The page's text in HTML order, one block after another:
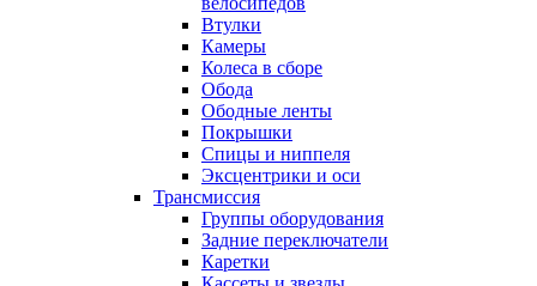
Втулки
Камеры
Колеса в сборе
Обода
Ободные ленты
Покрышки
Спицы и ниппеля
Эксцентрики и оси
Трансмиссия
Группы оборудования
Задние переключатели
Каретки